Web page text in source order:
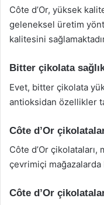
Côte d’Or, yüksek
geleneksel üretim
kalitesini
Bitter çikolata sağlık
Evet, bitter çikolata
antioksidan özellikler
Côte d’Or
Côte d’Or
çevrimiçi
Côte d’Or